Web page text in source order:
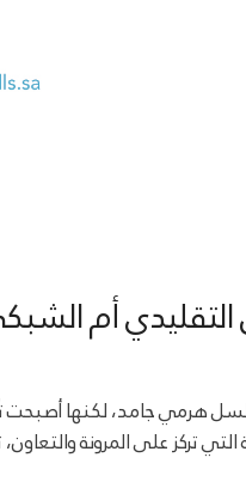
أم
جامد، لكنها أصبحت تُصمم
تركز على المرونة